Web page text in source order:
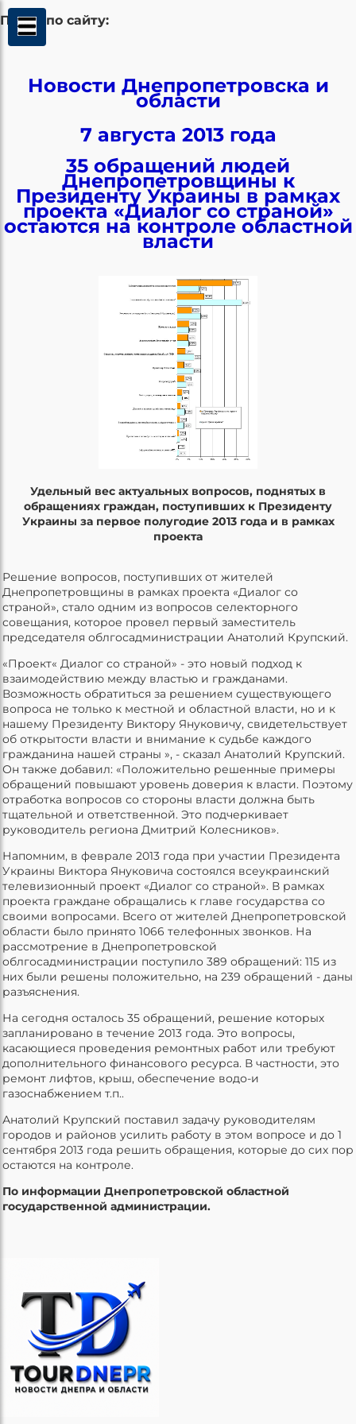
Поиск по сайту:
Новости Днепропетровска и
области
7 августа 2013 года
35 обращений людей
Днепропетровщины к
Президенту Украины в рамках
проекта «Диалог со страной»
остаются на контроле областной
власти
Удельный вес актуальных вопросов, поднятых в
обращениях граждан, поступивших к Президенту
Украины за первое полугодие 2013 года и в рамках
проекта
Решение вопросов, поступивших от жителей
Днепропетровщины в рамках проекта «Диалог со
страной», стало одним из вопросов селекторного
совещания, которое провел первый заместитель
председателя облгосадминистрации Анатолий Крупский.
«Проект« Диалог со страной» - это новый подход к
взаимодействию между властью и гражданами.
Возможность обратиться за решением существующего
вопроса не только к местной и областной власти, но и к
нашему Президенту Виктору Януковичу, свидетельствует
об открытости власти и внимание к судьбе каждого
гражданина нашей страны », - сказал Анатолий Крупский.
Он также добавил: «Положительно решенные примеры
обращений повышают уровень доверия к власти. Поэтому
отработка вопросов со стороны власти должна быть
тщательной и ответственной. Это подчеркивает
руководитель региона Дмитрий Колесников».
Напомним, в феврале 2013 года при участии Президента
Украины Виктора Януковича состоялся всеукраинский
телевизионный проект «Диалог со страной». В рамках
проекта граждане обращались к главе государства со
своими вопросами. Всего от жителей Днепропетровской
области было принято 1066 телефонных звонков. На
рассмотрение в Днепропетровской
облгосадминистрации поступило 389 обращений: 115 из
них были решены положительно, на 239 обращений - даны
разъяснения.
На сегодня осталось 35 обращений, решение которых
запланировано в течение 2013 года. Это вопросы,
касающиеся проведения ремонтных работ или требуют
дополнительного финансового ресурса. В частности, это
ремонт лифтов, крыш, обеспечение водо-и
газоснабжением т.п..
Анатолий Крупский поставил задачу руководителям
городов и районов усилить работу в этом вопросе и до 1
сентября 2013 года решить обращения, которые до сих пор
остаются на контроле.
По информации Днепропетровской областной
государственной администрации.